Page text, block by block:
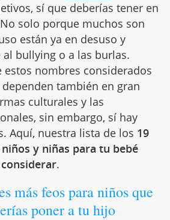
sí que deberías tener en
solo porque muchos son
están ya en desuso y
bullying o a las burlas.
estos nombres considerados
también en gran
culturales y las
sin embargo, sí hay
Aquí, nuestra lista de los 19
y niñas para tu bebé
.
más feos para niños que
poner a tu hijo